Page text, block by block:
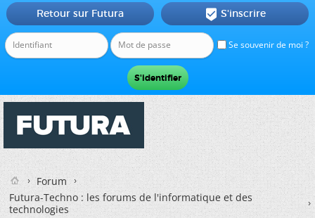
Se souvenir de moi ?
Retour sur Futura  S'inscrire
Forum
Futura-Techno : les forums de l'informatique et des
technologies